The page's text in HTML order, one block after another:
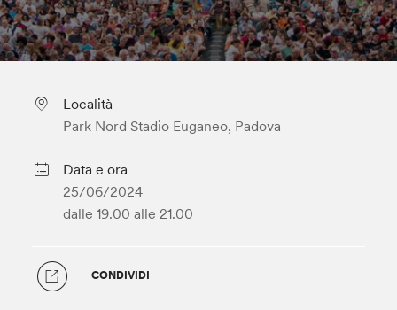
Località
Park Nord Stadio Euganeo, Padova
Data e ora
25/06/2024
dalle 19.00 alle 21.00
CONDIVIDI